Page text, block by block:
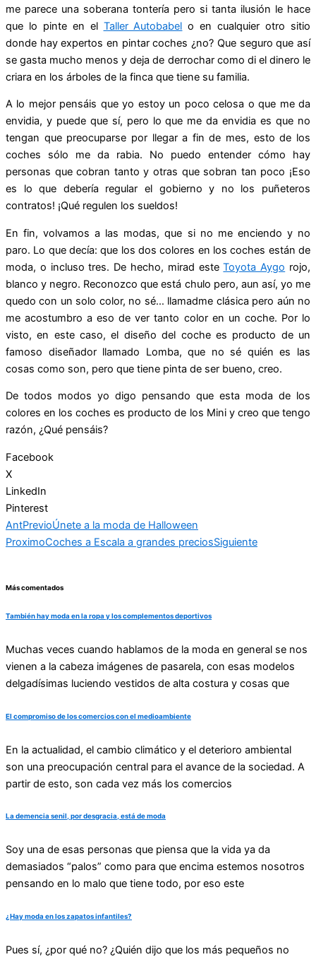
me parece una soberana tontería pero si tanta ilusión le hace
que lo pinte en el Taller Autobabel o en cualquier otro sitio
donde hay expertos en pintar coches ¿no? Que seguro que así
se gasta mucho menos y deja de derrochar como di el dinero le
criara en los árboles de la finca que tiene su familia.
A lo mejor pensáis que yo estoy un poco celosa o que me da
envidia, y puede que sí, pero lo que me da envidia es que no
tengan que preocuparse por llegar a fin de mes, esto de los
coches sólo me da rabia. No puedo entender cómo hay
personas que cobran tanto y otras que sobran tan poco ¡Eso
es lo que debería regular el gobierno y no los puñeteros
contratos! ¡Qué regulen los sueldos!
En fin, volvamos a las modas, que si no me enciendo y no
paro. Lo que decía: que los dos colores en los coches están de
moda, o incluso tres. De hecho, mirad esteToyota Aygo rojo,
blanco y negro. Reconozco que está chulo pero, aun así, yo me
quedo con un solo color, no sé… llamadme clásica pero aún no
me acostumbro a eso de ver tanto color en un coche. Por lo
visto, en este caso, el diseño del coche es producto de un
famoso diseñador llamado Lomba, que no sé quién es las
cosas como son, pero que tiene pinta de ser bueno, creo.
De todos modos yo digo pensando que esta moda de los
colores en los coches es producto de los Mini y creo que tengo
razón, ¿Qué pensáis?
Facebook
X
LinkedIn
Pinterest
AntPrevioÚnete a la moda de Halloween
ProximoCoches a Escala a grandes preciosSiguiente
Más comentados
También hay moda en la ropa y los complementos deportivos
Muchas veces cuando hablamos de la moda en general se nos
vienen a la cabeza imágenes de pasarela, con esas modelos
delgadísimas luciendo vestidos de alta costura y cosas que
El compromiso de los comercios con el medioambiente
En la actualidad, el cambio climático y el deterioro ambiental
son una preocupación central para el avance de la sociedad. A
partir de esto, son cada vez más los comercios
La demencia senil, por desgracia, está de moda
Soy una de esas personas que piensa que la vida ya da
demasiados “palos” como para que encima estemos nosotros
pensando en lo malo que tiene todo, por eso este
¿Hay moda en los zapatos infantiles?
Pues sí, ¿por qué no? ¿Quién dijo que los más pequeños no